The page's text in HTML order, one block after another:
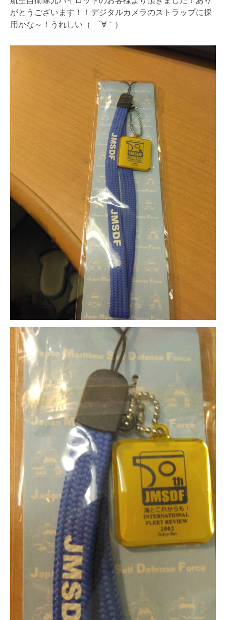
がとうございます！！デジタルカメラのストラップに採
用かな～！うれしい（ ´∀｀）